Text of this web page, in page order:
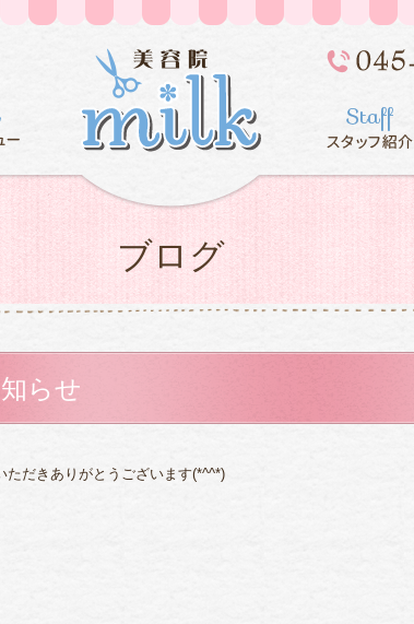
ブログ
らせ
ただきありがとうございます(*^^*)